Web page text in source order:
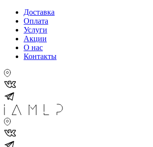
Доставка
Оплата
Услуги
Акции
О нас
Контакты